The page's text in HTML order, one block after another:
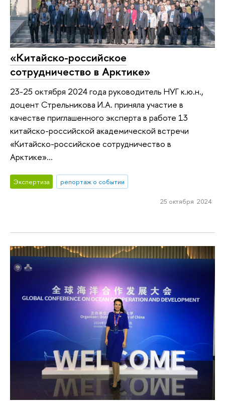
«Китайско-российское
сотрудничество в Арктике»
23-25 октября 2024 года руководитель НУГ к.ю.н.,
доцент Стрельникова И.А. приняла участие в
качестве приглашенного эксперта в работе 13
китайско-российской академической встречи
«Китайско-российское сотрудничество в
Арктике»...
Экспертиза репортаж о событии
25 октября 2024